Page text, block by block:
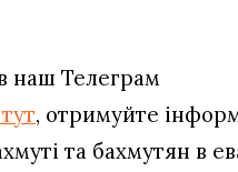
наш Телеграм
, отримуйте
та бахмутян в